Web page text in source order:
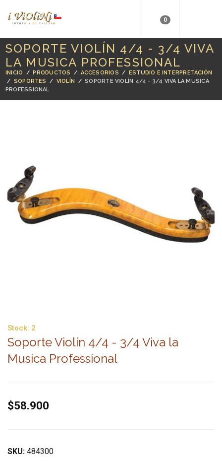
0
SOPORTE VIOLÍN 4/4 - 3/4 VIVA
LA MUSICA PROFESSIONAL
INICIO /PRODUCTOS / ACCESORIOS / ESTUDIO E INTERPRETACIÓN
/ SOPORTES / VIOLÍN /SOPORTE VIOLÍN 4/4 - 3/4 VIVA LA MUSICA
PROFESSIONAL
Stock: 2
Soporte Violín 4/4 - 3/4 Viva la
Musica Professional
$58.900
SKU: 484300